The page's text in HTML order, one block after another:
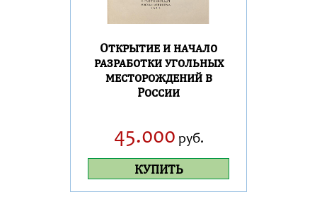
Открытие и начало
разработки угольных
месторождений в
России
45.000 руб.
КУПИТЬ